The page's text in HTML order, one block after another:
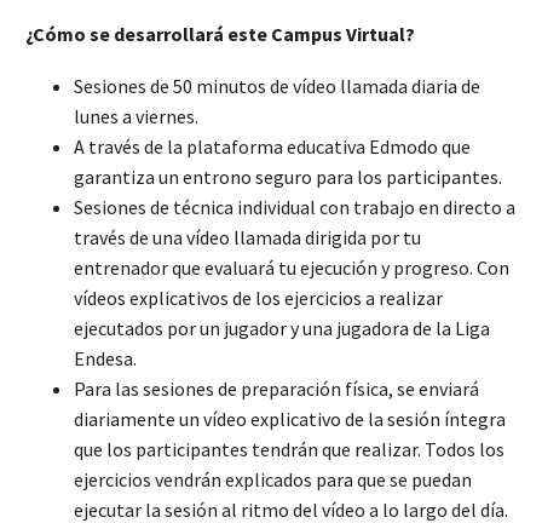
¿Cómo se desarrollará este Campus Virtual?
Sesiones de 50 minutos de vídeo llamada diaria de
lunes a viernes.
A través de la plataforma educativa Edmodo que
garantiza un entrono seguro para los participantes.
Sesiones de técnica individual con trabajo en directo a
través de una vídeo llamada dirigida por tu
entrenador que evaluará tu ejecución y progreso. Con
vídeos explicativos de los ejercicios a realizar
ejecutados por un jugador y una jugadora de la Liga
Endesa.
Para las sesiones de preparación física, se enviará
diariamente un vídeo explicativo de la sesión íntegra
que los participantes tendrán que realizar. Todos los
ejercicios vendrán explicados para que se puedan
ejecutar la sesión al ritmo del vídeo a lo largo del día.